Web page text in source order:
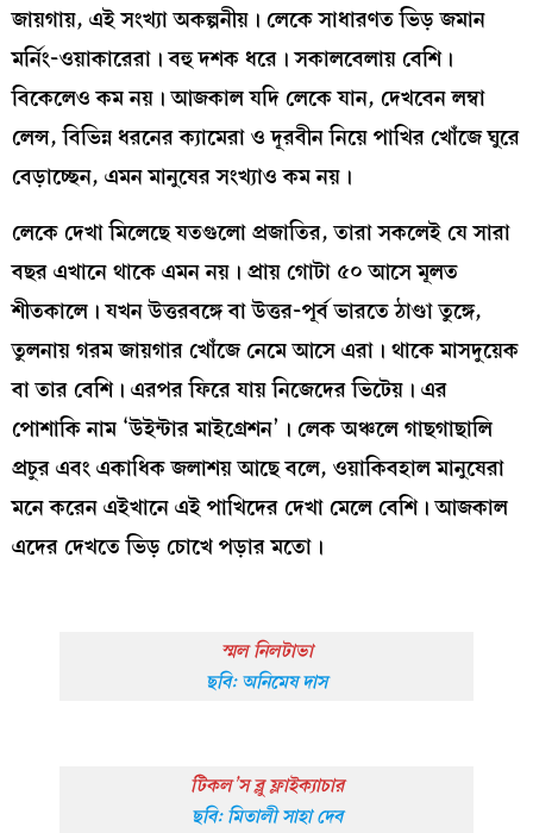
জায়গায়, এই সংখ্যা অকল্পনীয়। লেকে সাধারণত ভিড় জমান
মর্নিং-ওয়াকারেরা। বহু দশক ধরে। সকালবেলায় বেশি।
বিকেলেও কম নয়। আজকাল যদি লেকে যান, দেখবেন লম্বা
লেন্স, বিভিন্ন ধরনের ক্যামেরা ও দূরবীন নিয়ে পাখির খোঁজে ঘুরে
বেড়াচ্ছেন, এমন মানুষের সংখ্যাও কম নয়।
লেকে দেখা মিলেছে যতগুলো প্রজাতির, তারা সকলেই যে সারা
বছর এখানে থাকে এমন নয়। প্রায় গোটা ৫০ আসে মূলত
শীতকালে। যখন উত্তরবঙ্গে বা উত্তর-পূর্ব ভারতে ঠাণ্ডা তুঙ্গে,
তুলনায় গরম জায়গার খোঁজে নেমে আসে এরা। থাকে মাসদুয়েক
বা তার বেশি। এরপর ফিরে যায় নিজেদের ভিটেয়। এর
পোশাকি নাম ‘উইন্টার মাইগ্রেশন’। লেক অঞ্চলে গাছগাছালি
প্রচুর এবং একাধিক জলাশয় আছে বলে, ওয়াকিবহাল মানুষেরা
মনে করেন এইখানে এই পাখিদের দেখা মেলে বেশি। আজকাল
এদের দেখতে ভিড় চোখে পড়ার মতো।
স্মল নিলটাভা
ছবি: অনিমেষ দাস
টিকল’স ব্লু ফ্লাইক্যাচার
ছবি: মিতালী সাহা দেব